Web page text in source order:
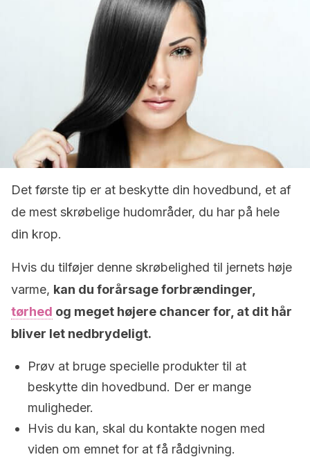
Det første tip er at beskytte din hovedbund, et af
de mest skrøbelige hudområder, du har på hele
din krop.
Hvis du tilføjer denne skrøbelighed til jernets høje
varme, kan du forårsage forbrændinger,
tørhed og meget højere chancer for, at dit hår
bliver let nedbrydeligt.
Prøv at bruge specielle produkter til at
beskytte din hovedbund. Der er mange
muligheder.
Hvis du kan, skal du kontakte nogen med
viden om emnet for at få rådgivning.